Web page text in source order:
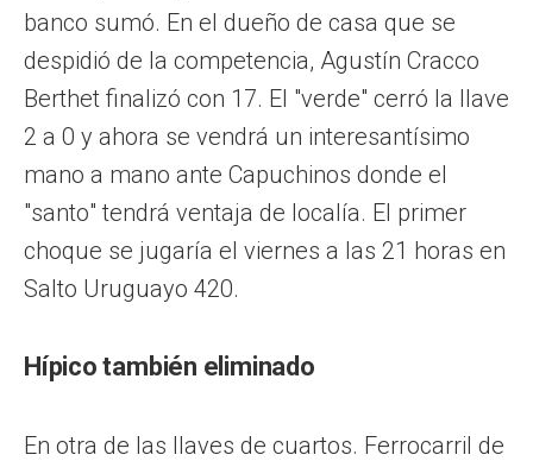
banco sumó. En el dueño de casa que se
despidió de la competencia, Agustín Cracco
Berthet finalizó con 17. El "verde" cerró la llave
2 a 0 y ahora se vendrá un interesantísimo
mano a mano ante Capuchinos donde el
"santo" tendrá ventaja de localía. El primer
choque se jugaría el viernes a las 21 horas en
Salto Uruguayo 420.
Hípico también eliminado
En otra de las llaves de cuartos. Ferrocarril de